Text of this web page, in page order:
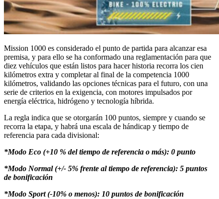
Mission 1000 es considerado el punto de partida para alcanzar esa
premisa, y para ello se ha conformado una reglamentación para que
diez vehículos que están listos para hacer historia recorra los cien
kilómetros extra y completar al final de la competencia 1000
kilómetros, validando las opciones técnicas para el futuro, con una
serie de criterios en la exigencia, con motores impulsados por
energía eléctrica, hidrógeno y tecnología híbrida.
La regla indica que se otorgarán 100 puntos, siempre y cuando se
recorra la etapa, y habrá una escala de hándicap y tiempo de
referencia para cada divisional:
*Modo Eco (+10 % del tiempo de referencia o más): 0 punto
*Modo Normal (+/- 5% frente al tiempo de referencia): 5 puntos
de bonificación
*Modo Sport (-10% o menos): 10 puntos de bonificación